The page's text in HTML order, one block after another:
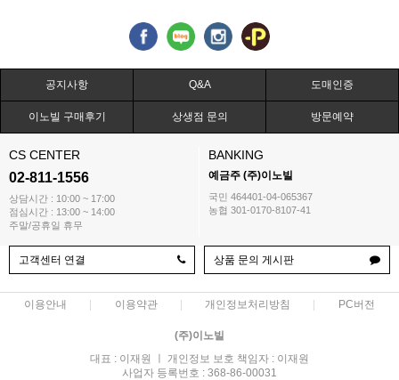
공지사항 Q&A 도매인증
이노빌 구매후기 상생점 문의 방문예약
CS CENTER
02-811-1556
상담시간 : 10:00 ~ 17:00
점심시간 : 13:00 ~ 14:00
주말/공휴일 휴무
BANKING
예금주 (주)이노빌
국민 464401-04-065367
농협 301-0170-8107-41
고객센터 연결 상품 문의 게시판
이용안내 이용약관 개인정보처리방침 PC버전
(주)이노빌
대표 : 이재원 ㅣ 개인정보 보호 책임자 : 이재원
사업자 등록번호 : 368-86-00031